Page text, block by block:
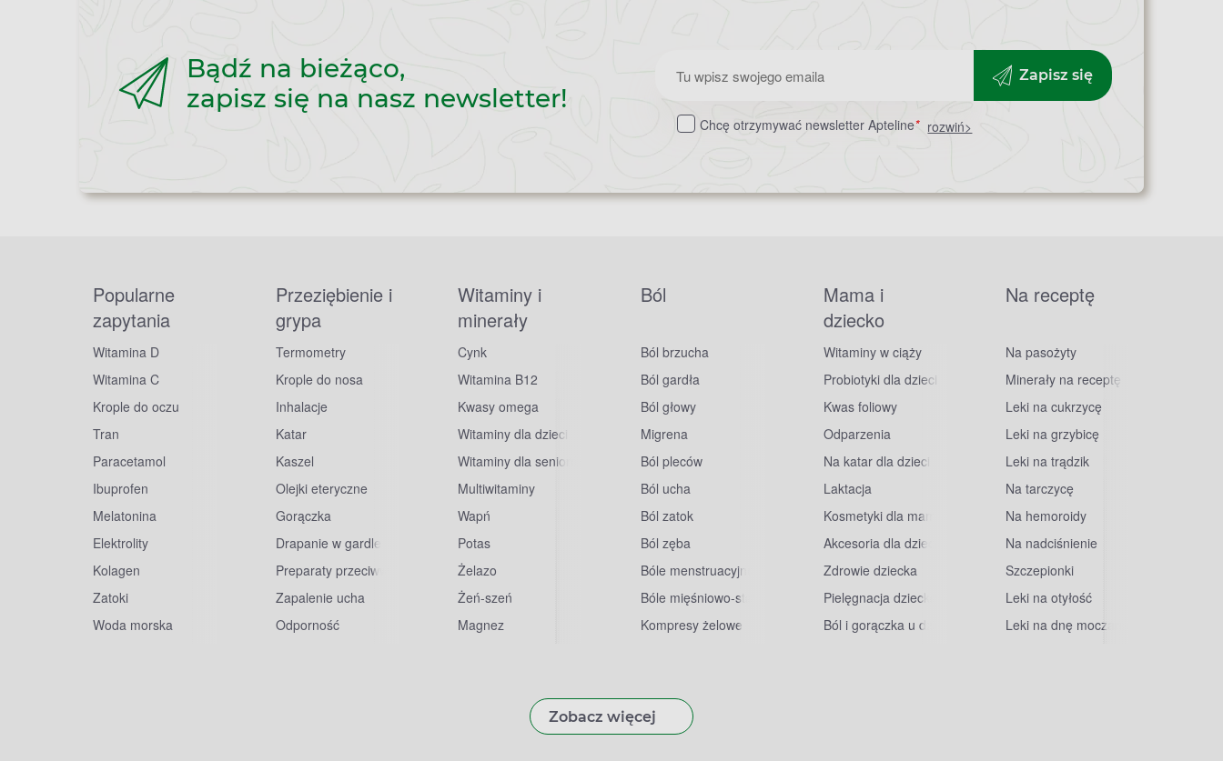
Bądź na bieżąco,
zapisz się na nasz newsletter!
Zapisz
do
Zapisz się
Chcę otrzymywać newsletter Apteline* rozwiń>
Popularne
zapytania
Witamina D
Witamina C
Krople do oczu
Tran
Paracetamol
Ibuprofen
Melatonina
Elektrolity
Kolagen
Zatoki
Woda morska
Przeziębienie i
grypa
Termometry
Krople do nosa
Inhalacje
Katar
Kaszel
Olejki eteryczne
Gorączka
Drapanie w gardle
Preparaty przeciwwirusowe
Zapalenie ucha
Odporność
Witaminy i
minerały
Cynk
Witamina B12
Kwasy omega
Witaminy dla dzieci
Witaminy dla seniorów
Multiwitaminy
Wapń
Potas
Żelazo
Żeń-szeń
Magnez
Ból
Ból brzucha
Ból gardła
Ból głowy
Migrena
Ból pleców
Ból ucha
Ból zatok
Ból zęba
Bóle menstruacyjne
Bóle mięśniowo-stawowe
Kompresy żelowe
Mama i
dziecko
Witaminy w ciąży
Probiotyki dla dzieci
Kwas foliowy
Odparzenia
Na katar dla dzieci
Laktacja
Kosmetyki dla mam
Akcesoria dla dzieci
Zdrowie dziecka
Pielęgnacja dziecka
Ból i gorączka u dzieci
Na receptę
Na pasożyty
Minerały na receptę
Leki na cukrzycę
Leki na grzybicę
Leki na trądzik
Na tarczycę
Na hemoroidy
Na nadciśnienie
Szczepionki
Leki na otyłość
Leki na dnę moczanową
Zobacz więcej